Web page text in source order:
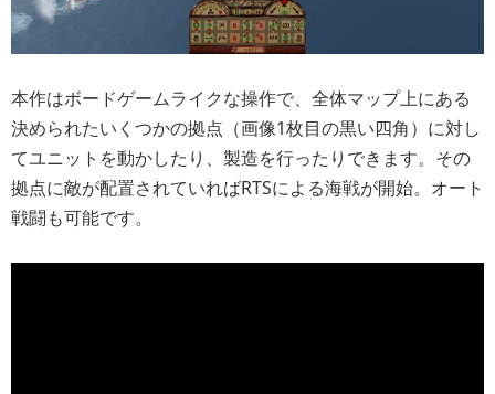
本作はボードゲームライクな操作で、全体マップ上にある
決められたいくつかの拠点（画像1枚目の黒い四角）に対し
てユニットを動かしたり、製造を行ったりできます。その
拠点に敵が配置されていればRTSによる海戦が開始。オート
戦闘も可能です。